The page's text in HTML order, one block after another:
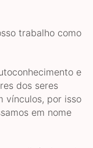
trabalho como
e
dos seres
vínculos, por isso
em nome